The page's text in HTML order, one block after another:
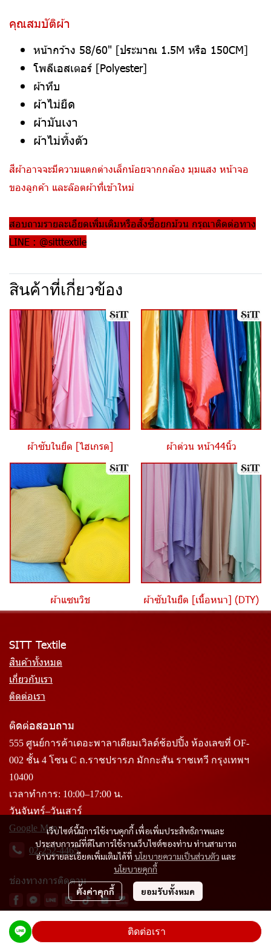
คุณสมบัติผ้า
หน้ากว้าง 58/60" [ประมาณ 1.5M หรือ 150CM]
โพลีเอสเตอร์ [Polyester]
ผ้าทึบ
ผ้าไม่ยืด
ผ้ามันเงา
ผ้าไม่ทิ้งตัว
สีผ้าอาจจะมีความแตกต่างเล็กน้อยจากกล้อง มุมแสง หน้าจอ
ของลูกค้า และล๊อตผ้าที่เข้าใหม่
สอบถามรายละเอียดเพิ่มเติมหรือสั่งซื้อยกม้วน กรุณาติดต่อทาง
LINE : @sitttextile
สินค้าที่เกี่ยวข้อง
ผ้าซับในยืด [ไฮเกรด] ผ้าต่วน หน้า44นิ้ว
ผ้าแซนวิช ผ้าซับในยืด [เนื้อหนา] (DTY)
ติดต่อเรา
เว็บไซต์นี้มีการใช้งานคุกกี้ เพื่อเพิ่มประสิทธิภาพและ
ประสบการณ์ที่ดีในการใช้งานเว็บไซต์ของท่าน ท่านสามารถ
อ่านรายละเอียดเพิ่มเติมได้ที่ นโยบายความเป็นส่วนตัว และ
นโยบายคุกกี้
ตั้งค่าคุกกี้ ยอมรับทั้งหมด
SITT Textile
สินค้าทั้งหมด
เกี่ยวกับเรา
ติดต่อเรา
ติดต่อสอบถาม
555 ศูนย์การค้าเดอะพาลาเดียมเวิลด์ช้อปปิ้ง ห้องเลขที่ OF-
002 ชั้น 4 โซน C ถ.ราชปรารภ มักกะสัน ราชเทวี กรุงเทพฯ
10400
เวลาทำการ: 10:00–17:00 น.
วันจันทร์–วันเสาร์
Google Map
02-252-4465
ช่องทางการติดตาม